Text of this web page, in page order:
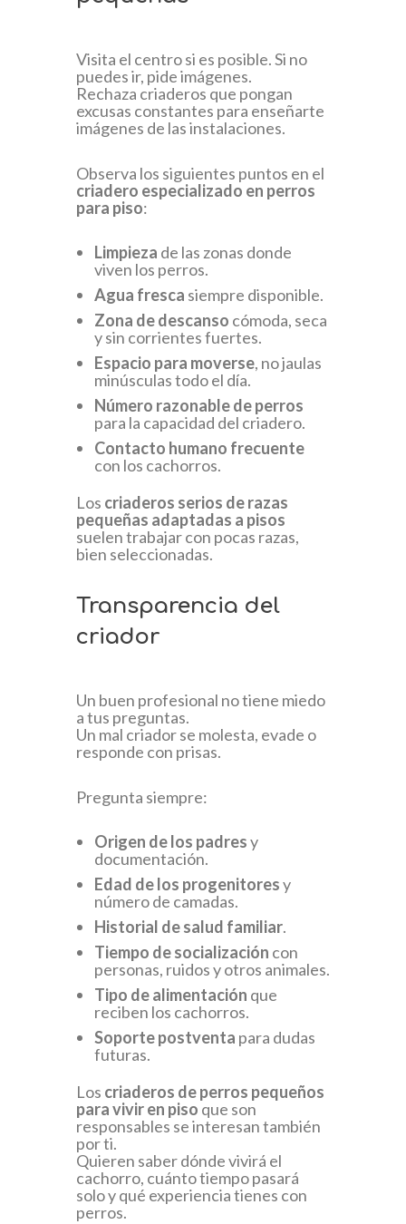
Visita el centro si es posible. Si no
puedes ir, pide imágenes.
Rechaza criaderos que pongan
excusas constantes para enseñarte
imágenes de las instalaciones.
Observa los siguientes puntos en el
criadero especializado en perros
para piso:
Limpieza de las zonas donde
viven los perros.
Agua fresca siempre disponible.
Zona de descanso cómoda, seca
y sin corrientes fuertes.
Espacio para moverse, no jaulas
minúsculas todo el día.
Número razonable de perros
para la capacidad del criadero.
Contacto humano frecuente
con los cachorros.
Los criaderos serios de razas
pequeñas adaptadas a pisos
suelen trabajar con pocas razas,
bien seleccionadas.
Transparencia del
criador
Un buen profesional no tiene miedo
a tus preguntas.
Un mal criador se molesta, evade o
responde con prisas.
Pregunta siempre:
Origen de los padresy
documentación.
Edad de los progenitoresy
número de camadas.
Historial de salud familiar.
Tiempo de socialización con
personas, ruidos y otros animales.
Tipo de alimentación que
reciben los cachorros.
Soporte postventa para dudas
futuras.
Los criaderos de perros pequeños
para vivir en piso que son
responsables se interesan también
por ti.
Quieren saber dónde vivirá el
cachorro, cuánto tiempo pasará
solo y qué experiencia tienes con
perros.